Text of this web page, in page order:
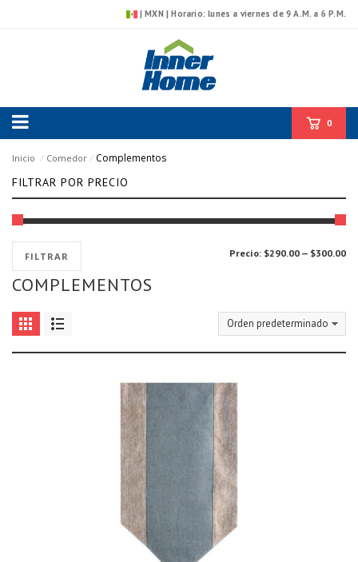
| MXN | Horario: lunes a viernes de 9 A.M. a 6 P.M.
0
Inicio ⁄ Comedor ⁄ Complementos
FILTRAR POR PRECIO
FILTRAR Precio: $290.00 — $300.00
COMPLEMENTOS